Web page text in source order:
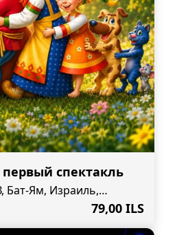
Мой первый спектакль
Бат-Ям, Израиль,
40 а
79,00 ILS